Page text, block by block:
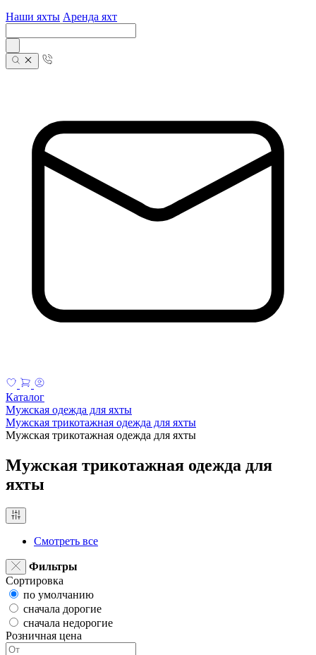
Наши яхты Аренда яхт
Каталог
Мужская одежда для яхты
Мужская трикотажная одежда для яхты
Мужская трикотажная одежда для яхты
Мужская трикотажная одежда для
яхты
Смотреть все
Фильтры
Сортировка
по умолчанию
сначала дорогие
сначала недорогие
Розничная цена